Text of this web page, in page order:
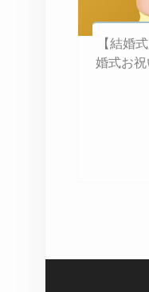
【結婚
婚式お